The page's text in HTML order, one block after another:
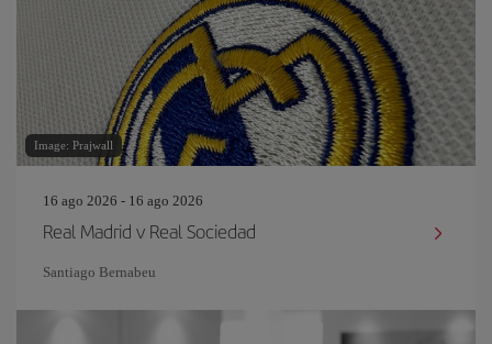
Image: Prajwall
16 ago 2026 - 16 ago 2026
Real Madrid v Real Sociedad
Santiago Bernabeu